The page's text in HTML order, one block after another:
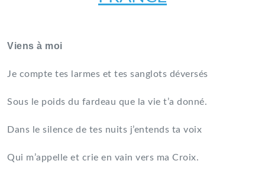
DES HMONG DE FRANCE
Viens à moi
Je compte tes larmes et tes sanglots déversés
Sous le poids du fardeau que la vie t’a donné.
Dans le silence de tes nuits j’entends ta voix
Qui m’appelle et crie en vain vers ma Croix.